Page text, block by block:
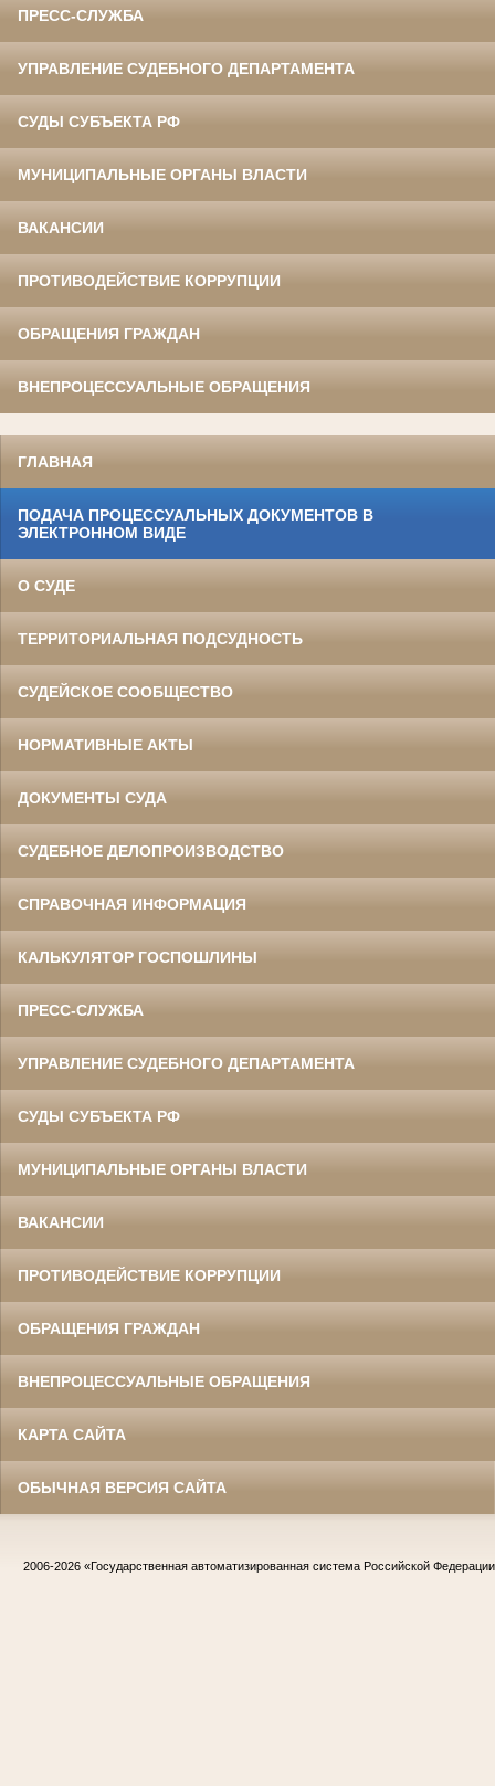
ПРЕСС-СЛУЖБА
УПРАВЛЕНИЕ СУДЕБНОГО ДЕПАРТАМЕНТА
СУДЫ СУБЪЕКТА РФ
МУНИЦИПАЛЬНЫЕ ОРГАНЫ ВЛАСТИ
ВАКАНСИИ
ПРОТИВОДЕЙСТВИЕ КОРРУПЦИИ
ОБРАЩЕНИЯ ГРАЖДАН
ВНЕПРОЦЕССУАЛЬНЫЕ ОБРАЩЕНИЯ
ГЛАВНАЯ
ПОДАЧА ПРОЦЕССУАЛЬНЫХ ДОКУМЕНТОВ В
ЭЛЕКТРОННОМ ВИДЕ
О СУДЕ
ТЕРРИТОРИАЛЬНАЯ ПОДСУДНОСТЬ
СУДЕЙСКОЕ СООБЩЕСТВО
НОРМАТИВНЫЕ АКТЫ
ДОКУМЕНТЫ СУДА
СУДЕБНОЕ ДЕЛОПРОИЗВОДСТВО
СПРАВОЧНАЯ ИНФОРМАЦИЯ
КАЛЬКУЛЯТОР ГОСПОШЛИНЫ
ПРЕСС-СЛУЖБА
УПРАВЛЕНИЕ СУДЕБНОГО ДЕПАРТАМЕНТА
СУДЫ СУБЪЕКТА РФ
МУНИЦИПАЛЬНЫЕ ОРГАНЫ ВЛАСТИ
ВАКАНСИИ
ПРОТИВОДЕЙСТВИЕ КОРРУПЦИИ
ОБРАЩЕНИЯ ГРАЖДАН
ВНЕПРОЦЕССУАЛЬНЫЕ ОБРАЩЕНИЯ
КАРТА САЙТА
ОБЫЧНАЯ ВЕРСИЯ САЙТА
2006-2026 «Государственная автоматизированная система Российской